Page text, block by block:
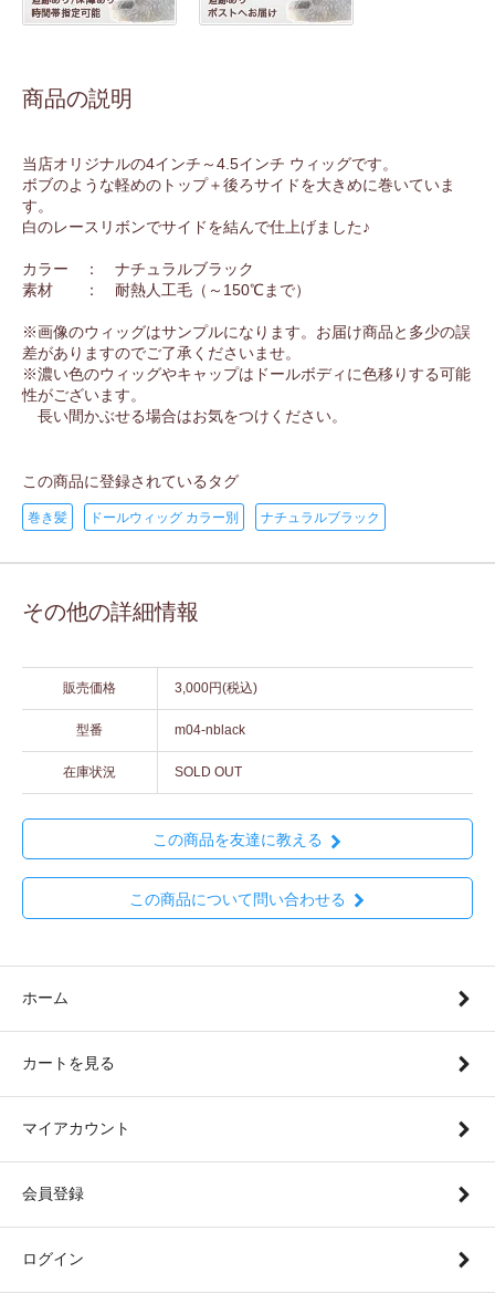
商品の説明
当店オリジナルの4インチ～4.5インチ ウィッグです。
ボブのような軽めのトップ＋後ろサイドを大きめに巻いていま
す。
白のレースリボンでサイドを結んで仕上げました♪
カラー ： ナチュラルブラック
素材 ： 耐熱人工毛（～150℃まで）
※画像のウィッグはサンプルになります。お届け商品と多少の誤
差がありますのでご了承くださいませ。
※濃い色のウィッグやキャップはドールボディに色移りする可能
性がございます。
長い間かぶせる場合はお気をつけください。
この商品に登録されているタグ
巻き髪 ドールウィッグ カラー別 ナチュラルブラック
その他の詳細情報
販売価格 3,000円(税込)
型番 m04-nblack
在庫状況 SOLD OUT
この商品を友達に教える
この商品について問い合わせる
ホーム
カートを見る
マイアカウント
会員登録
ログイン